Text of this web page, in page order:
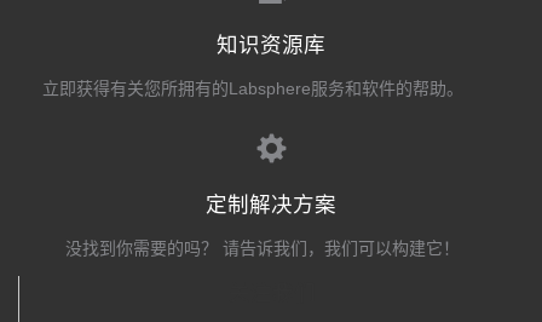
知识资源库
立即获得有关您所拥有的Labsphere服务和软件的帮助。
定制解决方案
没找到你需要的吗？ 请告诉我们，我们可以构建它！